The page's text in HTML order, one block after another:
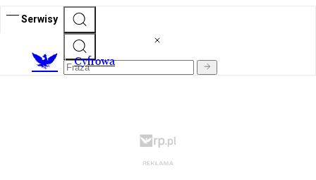
Serwisy
Cyfrowa